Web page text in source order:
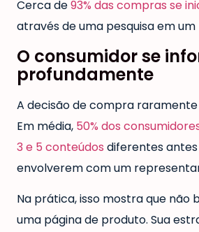
Cerca de93% das compras se
através de uma pesquisa em um
O consumidor se
profundamente
A decisão de compra
Em média, 50% dos
3 e 5 conteúdos diferentes
envolverem com um
Na prática, isso mostra que não
uma página de produto. Sua